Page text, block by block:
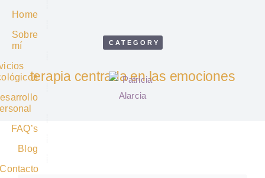
Home
Sobre
mí
FAQ’s
Blog
Contacto
CATEGORY
terapia centrada en las emociones